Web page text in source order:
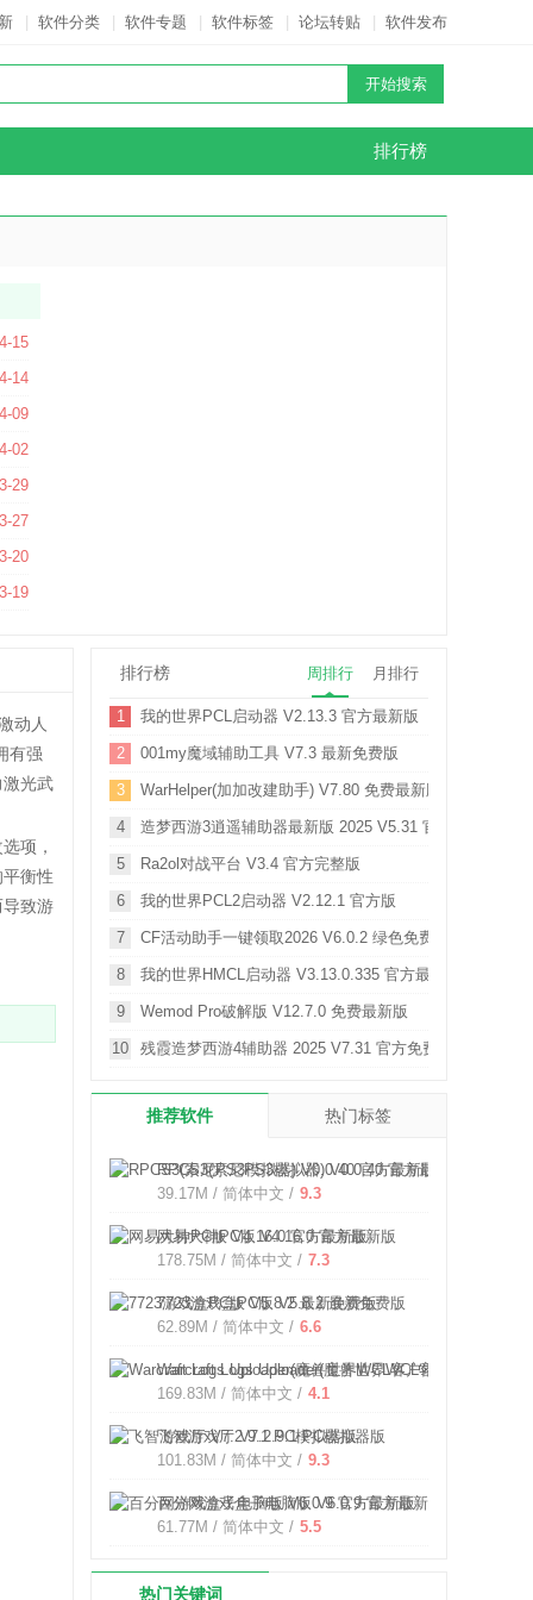
软件分类 软件专题 软件标签 论坛转贴 软件发布
排行榜
15
14
09
版
02
版
29
27
20
19
动人
有强
光武
项，
衡性
致游
排行榜 周排行 月排行
1 我的世界PCL启动器 V2.13.3 官方最新版
2 001my魔域辅助工具 V7.3 最新免费版
3 WarHelper(加加改建助手) V7.80 免费最新版
4 造梦西游3逍遥辅助器最新版 2025 V5.31 官方免费版
5 Ra2ol对战平台 V3.4 官方完整版
6 我的世界PCL2启动器 V2.12.1 官方版
7 CF活动助手一键领取2026 V6.0.2 绿色免费版
8 我的世界HMCL启动器 V3.13.0.335 官方最新版
9 Wemod Pro破解版 V12.7.0 免费最新版
10 残霞造梦西游4辅助器 2025 V7.31 官方免费版
推荐软件 热门标签
RPCS3(索尼PS3模拟器) V0.0.40 官方最新版
39.17M / 简体中文 / 9.3
网易大神PC版 V4.16.0 官方最新版
178.75M / 简体中文 / 7.3
7723游戏盒PC版 V5.8.2 最新免费版
62.89M / 简体中文 / 6.6
Warcraft Logs Uploader(魔兽世界WCL客户端) V9.0.11
169.83M / 简体中文 / 4.1
飞智游戏厅 V7.2.9.1 PC模拟器版
101.83M / 简体中文 / 9.3
百分网游戏盒子电脑版 V6.0.9 官方最新版
61.77M / 简体中文 / 5.5
热门关键词